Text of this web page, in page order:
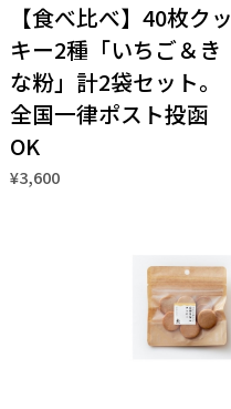
【食べ比べ】40枚クッ
キー2種「いちご＆き
な粉」計2袋セット。
全国一律ポスト投函
OK
¥3,600